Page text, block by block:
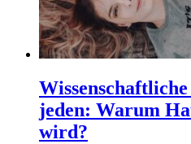
jeden: Warum
wird?